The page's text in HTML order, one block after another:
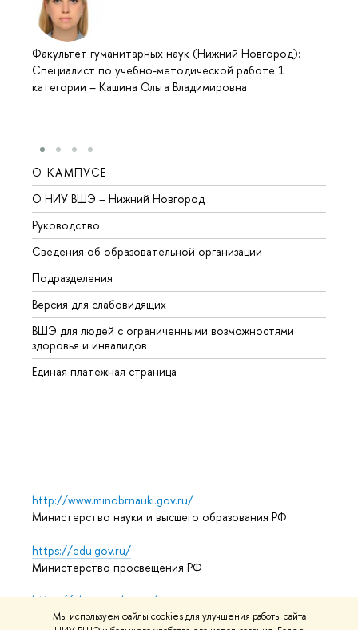
Мы используем файлы cookies для улучшения работы сайта
Факультет гуманитарных наук (Нижний Новгород):
Специалист по учебно-методической работе 1
категории – Кашина Ольга Владимировна
О КАМПУСЕ
О НИУ ВШЭ – Нижний Новгород
Руководство
Сведения об образовательной организации
Подразделения
Версия для слабовидящих
ВШЭ для людей с ограниченными возможностями
здоровья и инвалидов
Единая платежная страница
http://www.minobrnauki.gov.ru/
Министерство науки и высшего образования РФ
https://edu.gov.ru/
Министерство просвещения РФ
https://elearning.hse.ru/mooc
Массовые открытые онлайн-курсы